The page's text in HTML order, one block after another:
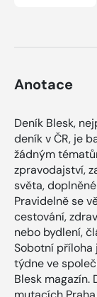
Anotace
Deník Blesk,
deník v ČR, je
žádným
zpravodajství,
světa,
Pravidelně se
cestování,
nebo bydlení,
Sobotní příloha
týdne ve
Blesk magazín.